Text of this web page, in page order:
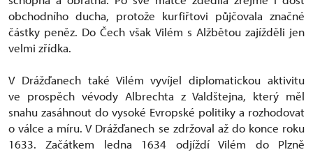
obchodního ducha, protože kurfiřtovi půjčovala značné
částky peněz. Do Čech však Vilém s Alžbětou zajížděli jen
velmi zřídka.
V Drážďanech také Vilém vyvíjel diplomatickou aktivitu
ve prospěch vévody Albrechta z Valdštejna, který měl
snahu zasáhnout do vysoké Evropské politiky a rozhodovat
o válce a míru. V Drážďanech se zdržoval až do konce roku
1633. Začátkem ledna 1634 odjíždí Vilém do Plzně